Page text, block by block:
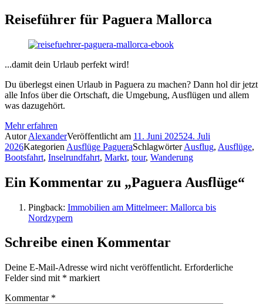
Reiseführer für Paguera Mallorca
...damit dein Urlaub perfekt wird!
Du überlegst einen Urlaub in Paguera zu machen? Dann hol dir jetzt
alle Infos über die Ortschaft, die Umgebung, Ausflügen und allem
was dazugehört.
Mehr erfahren
AutorAlexanderVeröffentlicht am 11. Juni 202524. Juli
2026Kategorien Ausflüge PagueraSchlagwörterAusflug, Ausflüge,
Bootsfahrt, Inselrundfahrt, Markt, tour, Wanderung
Ein Kommentar zu „Paguera Ausflüge“
Pingback: Immobilien am Mittelmeer: Mallorca bis
Nordzypern
Schreibe einen Kommentar
Deine E-Mail-Adresse wird nicht veröffentlicht. Erforderliche
Felder sind mit * markiert
Kommentar *